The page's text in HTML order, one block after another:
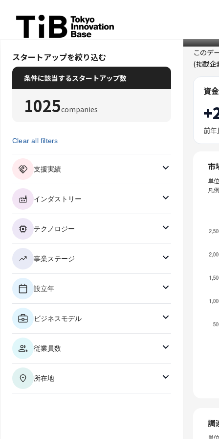
スタートアップを絞り込む
条件に該当するスタートアップ数
1025companies
Clear all filters
支援実績
インダストリー
テクノロジー
事業ステージ
設立年
ビジネスモデル
従業員数
所在地
このデ
(掲載企
資
前
市
単
凡
調
単